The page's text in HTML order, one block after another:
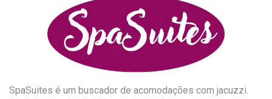
SpaSuites é um buscador de acomodações com jacuzzi.